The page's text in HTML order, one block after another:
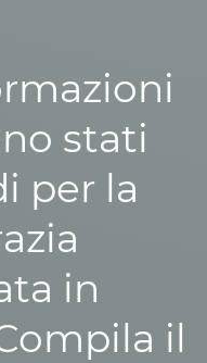
stati
per la
in
il